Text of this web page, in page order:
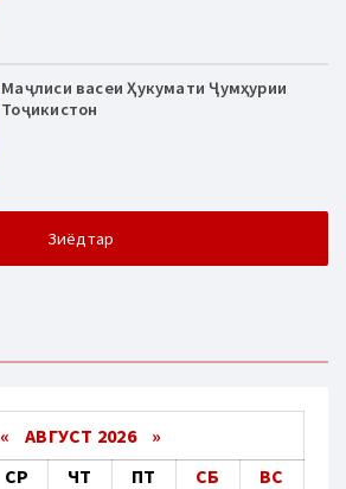
Маҷлиси васеи Ҳукумати Ҷумҳурии
Тоҷикистон
Зиёдтар
« АВГУСТ 2026 »
СР ЧТ ПТ СБ
ВС